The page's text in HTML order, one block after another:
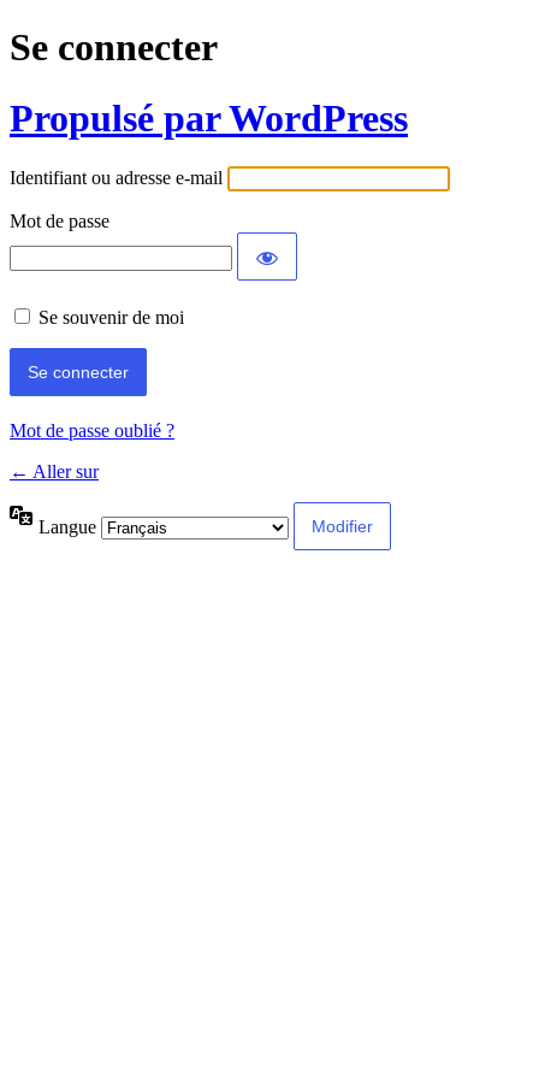
Se connecter
Propulsé par WordPress
Identifiant ou adresse e-mail
Mot de passe
Se souvenir de moi
Mot de passe oublié ?
← Aller sur
Langue